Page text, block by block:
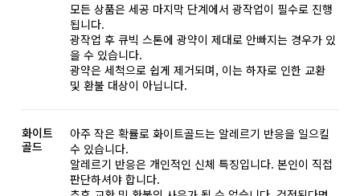
모든 상품은 세공 마지막 단계에서 광작업이 필수로 진행
됩니다.
광작업 후 큐빅 스톤에 광약이 제대로 안빠지는 경우가 있
을 수 있습니다.
광약은 세척으로 쉽게 제거되며, 이는 하자로 인한 교환
및 환불 대상이 아닙니다.
화이트
골드
아주 작은 확률로 화이트골드는 알레르기 반응을 일으킬
수 있습니다.
알레르기 반응은 개인적인 신체 특징입니다. 본인이 직접
판단하셔야 합니다.